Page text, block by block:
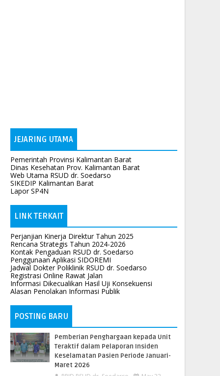
JEJARING UTAMA
Pemerintah Provinsi Kalimantan Barat
Dinas Kesehatan Prov. Kalimantan Barat
Web Utama RSUD dr. Soedarso
SIKEDIP Kalimantan Barat
Lapor SP4N
LINK TERKAIT
Perjanjian Kinerja Direktur Tahun 2025
Rencana Strategis Tahun 2024-2026
Kontak Pengaduan RSUD dr. Soedarso
Penggunaan Aplikasi SIDOREMI
Jadwal Dokter Poliklinik RSUD dr. Soedarso
Registrasi Online Rawat Jalan
Informasi Dikecualikan Hasil Uji Konsekuensi
Alasan Penolakan Informasi Publik
POSTING BARU
Pemberian Penghargaan kepada Unit
Teraktif dalam Pelaporan Insiden
Keselamatan Pasien Periode Januari-
Maret 2026